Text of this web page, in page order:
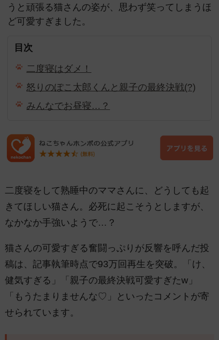
うと頑張る猫さんの姿が、思わず笑ってしまうほ
ど可愛すぎました。
目次
二度寝はダメ！
怒りのぽこ太郎くんと親子の最終決戦(?)
みんなでお昼寝…？
二度寝をして熟睡中のママさんに、どうしても起
きてほしい猫さん。必死に起こそうとしますが、
なかなか手強いようで…？
猫さんの可愛すぎる奮闘っぷりが反響を呼んだ投
稿は、記事執筆時点で93万回再生を突破。「け、
健気すぎる」「親子の最終決戦可愛すぎたw」
「もうたまりませんな♡」といったコメントが寄
せられています。